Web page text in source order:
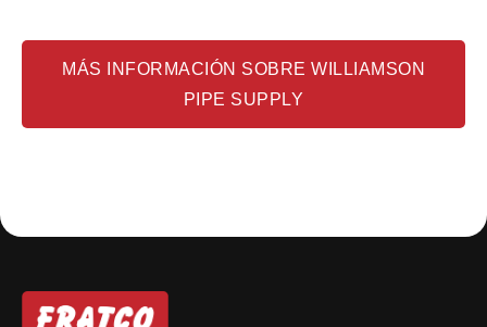
MÁS INFORMACIÓN SOBRE WILLIAMSON
PIPE SUPPLY